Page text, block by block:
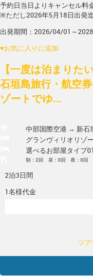
予約日当日よりキャンセル料
※ただし2026年5月18日出発
出発期間：2026/04/01～
♥お気に入りに追加
【一度は泊まりた
石垣島旅行・航空
ゾートでゆ...
中部国際空港 → 新石
グランヴィリオリゾ
選べるお部屋タイプ01
朝：2回 昼：0回 夜：0回
2泊3日間
1名様代金
ツ